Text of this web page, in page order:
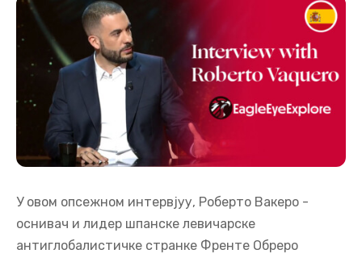
У овом опсежном интервјуу, Роберто Вакеро -
оснивач и лидер шпанске левичарске
антиглобалистичке странке Френте Обреро